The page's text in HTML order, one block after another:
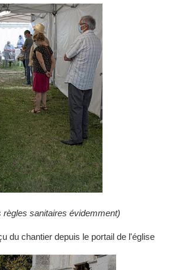
règles sanitaires évidemment)
du chantier depuis le portail de l'église